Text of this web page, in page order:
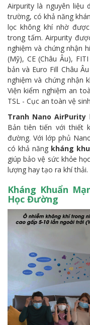
Airpurity là nguyên liệu
trường, có khả năng
lọc không khí nhờ
trong tấm. Airpurity
nghiệm và chứng nhận
(Mỹ), CE (Châu Âu),
bản và Euro Fill Châu
nghiệm và chứng nhận
Viện kiểm nghiệm an
TSL - Cục an toàn vệ
Tranh Nano AirPurity
Bản tiên tiến với thiết
đường. Với lớp phủ
có khả năng kháng
giúp bảo vệ sức khỏe
lượng hay tạo ra khí thải.
Kháng Khuẩn
Học Đường